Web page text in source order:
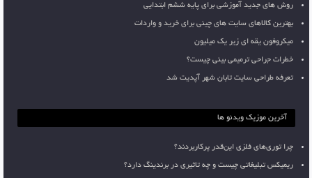
روش های جدید آموزشی برای پایه ششم ابتدایی
بهترین کالاهای سایت های چینی برای خرید و واردات
میکروفون یقه ای زیر یک میلیون
خطرات جراحی ترمیمی بینی چیست؟
تعرفه طراحی سایت تابان شهر آپدیت شد
آخرین موزیک ویدئو ها
چرا توری‌های فلزی این‌قدر پرکاربردند؟
ریمیکس تبلیغاتی چیست و چه تاثیری در برندینگ دارد؟